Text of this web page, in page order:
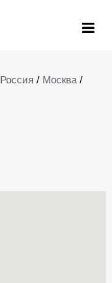
Россия / Москва /